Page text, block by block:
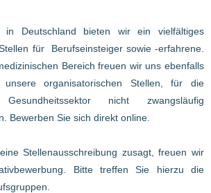
in Deutschland bieten wir ein vielfältiges
für Berufseinsteiger sowie -erfahrene.
Bereich freuen wir uns ebenfalls
organisatorischen Stellen, für die
nicht zwangsläufig
Bewerben Sie sich direkt online.
Stellenausschreibung zusagt, freuen wir
Bitte treffen Sie hierzu die